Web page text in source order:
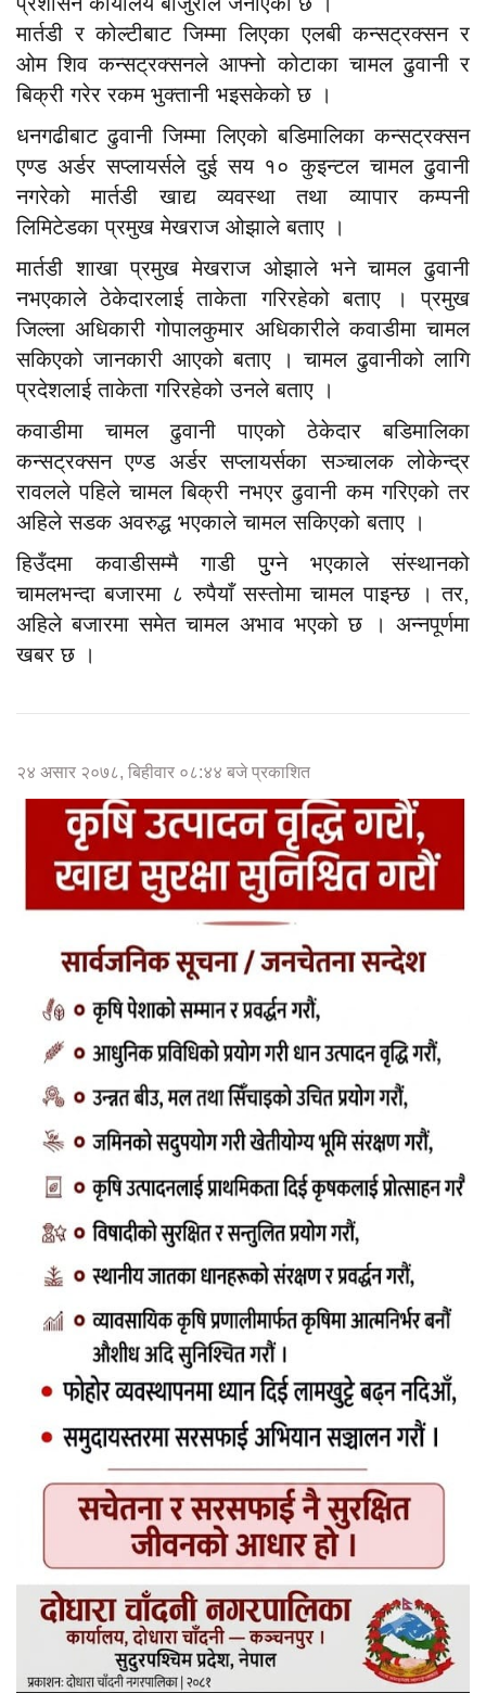
मार्तडी र कोल्टीबाट जिम्मा लिएका एलबी कन्सट्रक्सन र
ओम शिव कन्सट्रक्सनले आफ्नो कोटाका चामल ढुवानी र
बिक्री गरेर रकम भुक्तानी भइसकेको छ ।
धनगढीबाट ढुवानी जिम्मा लिएको बडिमालिका कन्सट्रक्सन
एण्ड अर्डर सप्लायर्सले दुई सय १० कुइन्टल चामल ढुवानी
नगरेको मार्तडी खाद्य व्यवस्था तथा व्यापार कम्पनी
लिमिटेडका प्रमुख मेखराज ओझाले बताए ।
मार्तडी शाखा प्रमुख मेखराज ओझाले भने चामल ढुवानी
नभएकाले ठेकेदारलाई ताकेता गरिरहेको बताए । प्रमुख
जिल्ला अधिकारी गोपालकुमार अधिकारीले कवाडीमा चामल
सकिएको जानकारी आएको बताए । चामल ढुवानीको लागि
प्रदेशलाई ताकेता गरिरहेको उनले बताए ।
कवाडीमा चामल ढुवानी पाएको ठेकेदार बडिमालिका
कन्सट्रक्सन एण्ड अर्डर सप्लायर्सका सञ्चालक लोकेन्द्र
रावलले पहिले चामल बिक्री नभएर ढुवानी कम गरिएको तर
अहिले सडक अवरुद्ध भएकाले चामल सकिएको बताए ।
हिउँदमा कवाडीसम्मै गाडी पुुग्ने भएकाले संस्थानको
चामलभन्दा बजारमा ८ रुपैयाँ सस्तोमा चामल पाइन्छ । तर,
अहिले बजारमा समेत चामल अभाव भएको छ । अन्नपूर्णमा
खबर छ ।
२४ असार २०७८, बिहीवार ०८:४४ बजे प्रकाशित